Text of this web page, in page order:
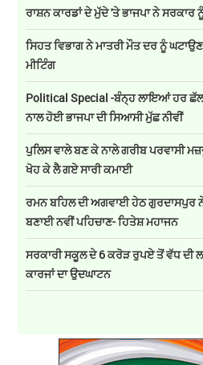
ਰਾਸ਼ਨ ਕਾਰਡਾਂ ਦੇ ਮੁੱਦੇ 'ਤੇ ਭਾਜਪਾ ਨੇ
ਸਿਹਤ ਵਿਭਾਗ ਨੇ ਮਾਤਰੀ ਮੌਤ ਦਰ ਨੂੰ
ਮੀਟਿੰਗ
Political Special -ਬੰਨ੍ਹ ਲਾਇਆਂ ਹਰ ਛੱਲ
ਨਾਲ ਹੋਈ ਭਾਜਪਾ ਦੀ ਸਿਆਸੀ ਮੁੱਛ ਨੀਵੀਂ
ਪੁਲਿਸ ਵਾਲੇ ਬਣ ਕੇ ਨਾਲੇ ਗਰੀਬ ਪਰਵਾਸੀ
ਖੋਹ ਕੇ ਲੈ ਗਏ ਸਾਰੀ ਕਮਾਈ
ਰਮਨ ਬਹਿਲ ਦੀ ਅਗਵਾਈ ਹੇਠ ਗੁਰਦਾਸਪੁਰ
ਬਣਾਈ ਨਵੀਂ ਪਹਿਚਾਣ- ਹਿਤੇਸ਼ ਮਹਾਜਨ
ਸਰਕਾਰੀ ਸਕੂਲ ਦੇ 6 ਕਰੋੜ ਰੁਪਏ ਤੋਂ ਵੱਧ ਦੀ
ਕਾਰਜਾਂ ਦਾ ਉਦਘਾਟਨ